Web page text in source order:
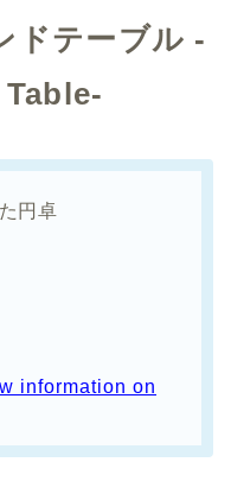
ドテーブル -
円卓
information on